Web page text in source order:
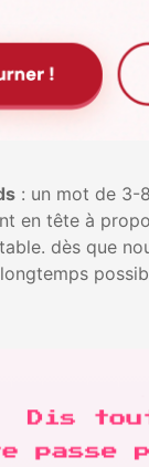
: un mot de 3-
en tête à
dès que